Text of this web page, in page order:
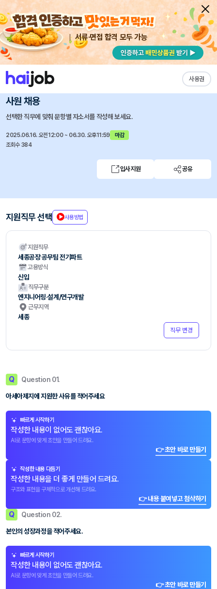
서류·면접 합격 모두 가능
사용권
채용공고 자소서 자유항목 자소서 내 작성목록
아세아제지 즐겨찾기
아세아제지 세종공장 공무팀 전기파트 대졸 신입/경력
사원 채용
선택한 직무에 맞춰 문항별 자소서를 작성해 보세요.
2025.06.16. 오전12:00 ~ 06.30. 오후11:59
마감
조회수 384
입사지원 공유
지원직무 선택 사용방법
지원직무
세종공장 공무팀 전기파트
고용방식
신입
직무구분
엔지니어링·설계/연구개발
근무지역
세종
직무 변경
Q Question 01.
아세아제지에 지원한 사유를 적어주세요
빠르게 시작하기
작성한 내용이 없어도 괜찮아요.
AI로 문항에 맞게 초안을 만들어 드려요.
👉 초안 바로 만들기
작성한 내용 다듬기
작성한 내용을 더 좋게 만들어 드려요.
구조와 표현을 구체적으로 개선해 드려요.
👉 내용 붙여넣고 첨삭하기
Q Question 02.
본인의 성장과정을 적어주세요.
빠르게 시작하기
작성한 내용이 없어도 괜찮아요.
AI로 문항에 맞게 초안을 만들어 드려요.
👉 초안 바로 만들기